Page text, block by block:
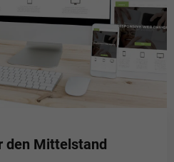
den Mittelstand